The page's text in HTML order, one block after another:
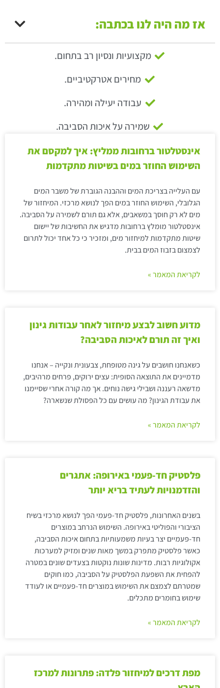
אז מה היה לנו בכתבה:
מקצועיות ונסיון רב בתחום.
מחירים אטרקטיביים.
עבודה יעילה ומהירה.
שמירה על איכות הסביבה.
אינסטלטור ברחובות ממליץ: איך למקסם את
השימוש החוזר במים בשיטות מתקדמות
עם העלייה בצריכת המים וההבנה הגוברת של משבר המים
הגלובלי, השימוש החוזר במים הפך לנושא מרכזי. המיחזור של
מים לא רק חוסך במשאבים, אלא גם תורם לשמירה על הסביבה.
אינסטלטור מומלץ ברחובות מדגיש את החשיבות של יישום
שיטות מתקדמות למיחזור מים, ומזכיר כי כל אחד יכול לתרום
לצמצום בזבוז המים בבית.
לקריאת המאמר »
מדוע חשוב לבצע מיחזור לאחר עבודות גינון
ואיך זה תורם לאיכות הסביבה?
כשאנחנו חושבים על גינה מטופחת, צבעונית ונקייה – אנחנו
מדמיינים את התוצאה הסופית: עצים ירוקים, פרחים מרהיבים,
מדשאה רעננה ושבילי גישה נוחים. אך מה קורה אחרי שסיימנו
את עבודת הגינון? מה עושים עם כל הפסולת שנשארה?
לקריאת המאמר »
פלסטיק חד-פעמי באירופה: אתגרים
והזדמנויות לעתיד בריא יותר
בשנים האחרונות, פלסטיק חד-פעמי הפך לנושא מרכזי בשיח
הציבורי והפוליטי באירופה. השימוש הנרחב במוצרים
חד-פעמיים יצר בעיות משמעותיות בתחום איכות הסביבה,
כאשר פלסטיק מתפרק במשך מאות שנים ומזיק למערכות
אקולוגיות רבות. מדינות שונות נוקטות בצעדים שונים במטרה
להפחית את השפעת הפלסטיק על הסביבה, כמו חוקים
שמטרתם לצמצם את השימוש במוצרים חד-פעמיים או לעודד
שימוש בחומרים מתכלים.
לקריאת המאמר »
מפת דרכים למיחזור פלדה: פתרונות למרכז